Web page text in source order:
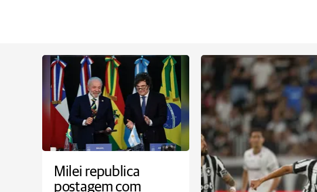
Milei republica
postagem com